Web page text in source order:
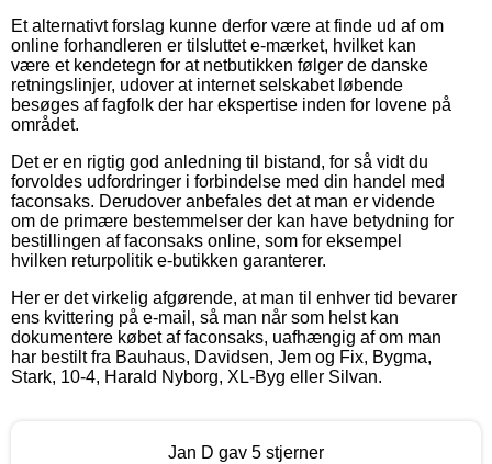
Et alternativt forslag kunne derfor være at finde ud af om
online forhandleren er tilsluttet e-mærket, hvilket kan
være et kendetegn for at netbutikken følger de danske
retningslinjer, udover at internet selskabet løbende
besøges af fagfolk der har ekspertise inden for lovene på
området.
Det er en rigtig god anledning til bistand, for så vidt du
forvoldes udfordringer i forbindelse med din handel med
faconsaks. Derudover anbefales det at man er vidende
om de primære bestemmelser der kan have betydning for
bestillingen af faconsaks online, som for eksempel
hvilken returpolitik e-butikken garanterer.
Her er det virkelig afgørende, at man til enhver tid bevarer
ens kvittering på e-mail, så man når som helst kan
dokumentere købet af faconsaks, uafhængig af om man
har bestilt fra Bauhaus, Davidsen, Jem og Fix, Bygma,
Stark, 10-4, Harald Nyborg, XL-Byg eller Silvan.
Jan D gav 5 stjerner